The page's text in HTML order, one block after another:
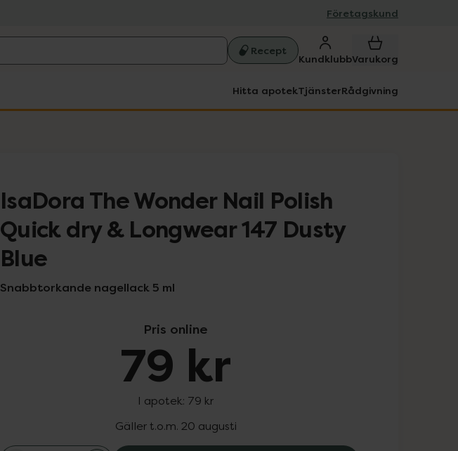
Företagskund
Recept
KundklubbVarukorg
Hitta apotekTjänsterRådgivning
IsaDora The Wonder Nail Polish
Quick dry & Longwear 147 Dusty
Blue
Snabbtorkande nagellack 5 ml
Pris online
79 kr
I apotek: 79 kr
Gäller t.o.m. 20 augusti